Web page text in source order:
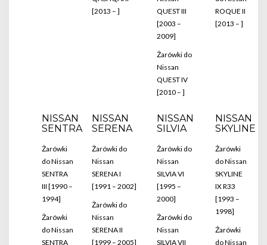
[2013 – ]
QUEST III
[2003 –
2009]
Żarówki do
Nissan
QUEST IV
[2010 – ]
ROQUE II
[2013 – ]
NISSAN
SENTRA
Żarówki
do Nissan
SENTRA
III [1990 –
1994]
Żarówki
do Nissan
SENTRA
NISSAN
SERENA
Żarówki do
Nissan
SERENA I
[1991 – 2002]
Żarówki do
Nissan
SERENA II
[1999 – 2005]
NISSAN
SILVIA
Żarówki do
Nissan
SILVIA VI
[1995 –
2000]
Żarówki do
Nissan
SILVIA VII
NISSAN
SKYLINE
Żarówki
do Nissan
SKYLINE
IX R33
[1993 –
1998]
Żarówki
do Nissan